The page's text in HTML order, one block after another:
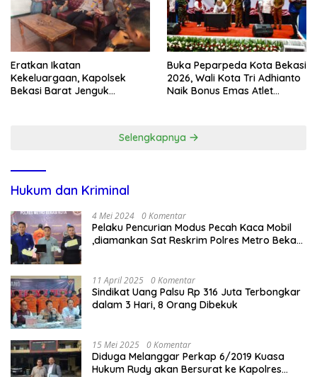
Eratkan Ikatan
Kekeluargaan, Kapolsek
Bekasi Barat Jenguk
Buka Peparpeda Kota Bekasi
2026, Wali Kota Tri Adhianto
Naik Bonus Emas Atlet
Selengkapnya
Hukum dan Kriminal
4 Mei 2024 0 Komentar
Pelaku Pencurian Modus Pecah Kaca Mobil
,diamankan Sat Reskrim Polres Metro Bekasi
11 April 2025 0 Komentar
Sindikat Uang Palsu Rp 316 Juta Terbongkar
dalam 3 Hari, 8 Orang Dibekuk
15 Mei 2025 0 Komentar
Diduga Melanggar Perkap 6/2019 Kuasa
Hukum Rudy akan Bersurat ke Kapolres